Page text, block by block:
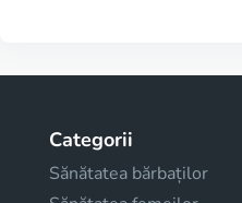
Categorii
Sănătatea bărbaților